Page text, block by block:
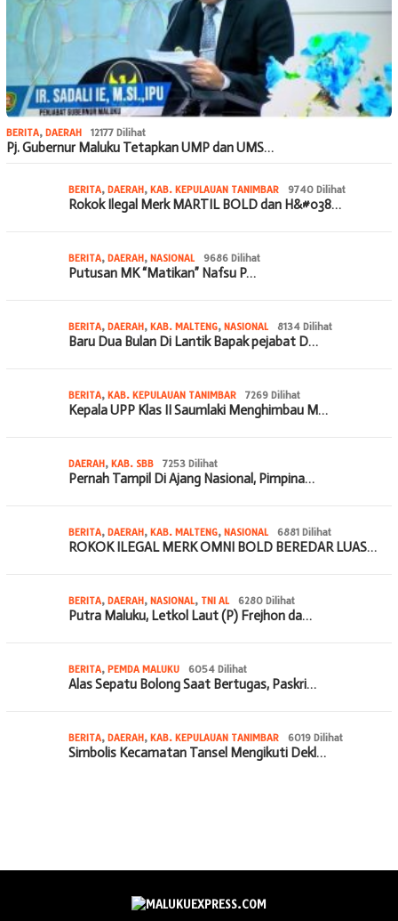
BERITA, DAERAH 12177 Dilihat
Pj. Gubernur Maluku Tetapkan UMP dan UMS…
BERITA, DAERAH, KAB. KEPULAUAN TANIMBAR 9740 Dilihat
Rokok Ilegal Merk MARTIL BOLD dan H&#038…
BERITA, DAERAH, NASIONAL 9686 Dilihat
Putusan MK “Matikan” Nafsu P…
BERITA, DAERAH, KAB. MALTENG, NASIONAL 8134 Dilihat
Baru Dua Bulan Di Lantik Bapak pejabat D…
BERITA, KAB. KEPULAUAN TANIMBAR 7269 Dilihat
Kepala UPP Klas II Saumlaki Menghimbau M…
DAERAH, KAB. SBB 7253 Dilihat
Pernah Tampil Di Ajang Nasional, Pimpina…
BERITA, DAERAH, KAB. MALTENG, NASIONAL 6881 Dilihat
ROKOK ILEGAL MERK OMNI BOLD BEREDAR LUAS…
BERITA, DAERAH, NASIONAL, TNI AL 6280 Dilihat
Putra Maluku, Letkol Laut (P) Frejhon da…
BERITA, PEMDA MALUKU 6054 Dilihat
Alas Sepatu Bolong Saat Bertugas, Paskri…
BERITA, DAERAH, KAB. KEPULAUAN TANIMBAR 6019 Dilihat
Simbolis Kecamatan Tansel Mengikuti Dekl…